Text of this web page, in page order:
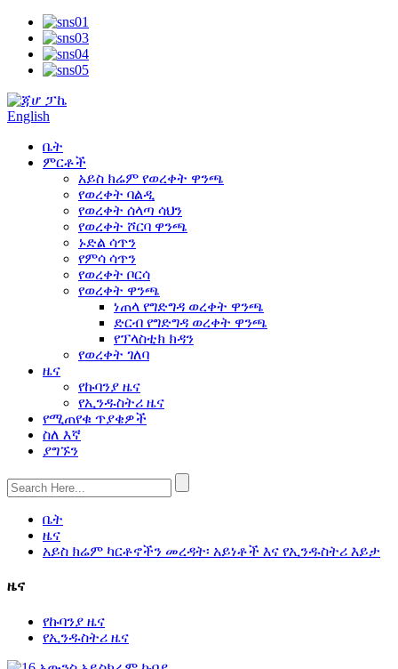
English
ቤት
ምርቶች
አይስ ክሬም የወረቀት ዋንጫ
የወረቀት ባልዲ
የወረቀት ሰላጣ ሳህን
የወረቀት ሾርባ ዋንጫ
ኑድል ሳጥን
የምሳ ሳጥን
የወረቀት ቦርሳ
የወረቀት ዋንጫ
ነጠላ የግድግዳ ወረቀት ዋንጫ
ድርብ የግድግዳ ወረቀት ዋንጫ
የፕላስቲክ ክዳን
የወረቀት ገለባ
ዜና
የኩባንያ ዜና
የኢንዱስትሪ ዜና
የሚጠየቁ ጥያቄዎች
ስለ እኛ
ያግኙን
ቤት
ዜና
አይስ ክሬም ካርቶኖችን መረዳት፡ አይነቶች እና የኢንዱስትሪ እይታ
ዜና
የኩባንያ ዜና
የኢንዱስትሪ ዜና